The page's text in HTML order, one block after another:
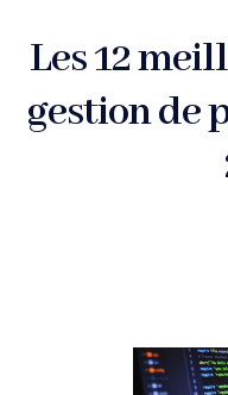
Les 12
gestion de